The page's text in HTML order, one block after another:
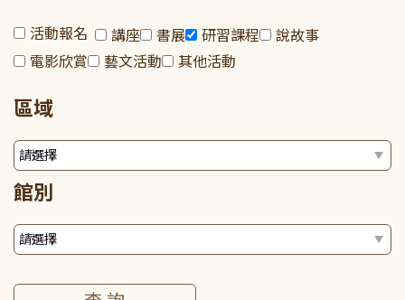
活動報名 講座 書展 研習課程
說故事
電影欣賞
藝文活動 其他活動
區域
館別